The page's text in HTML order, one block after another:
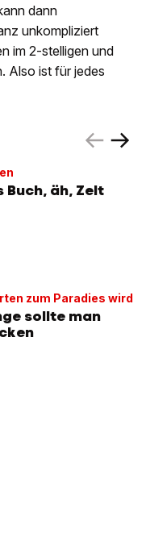
dann
unkompliziert
im 2-stelligen und
Also ist für jedes
Buch, äh, Zelt
zum Paradies wird
sollte man